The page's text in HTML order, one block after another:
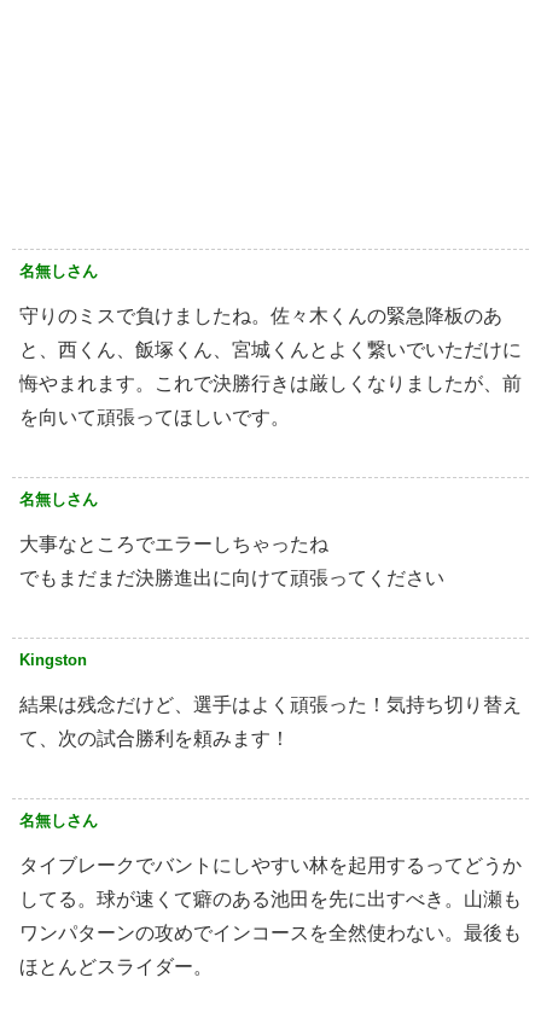
名無しさん
守りのミスで負けましたね。佐々木くんの緊急降板のあ
と、西くん、飯塚くん、宮城くんとよく繋いでいただけに
悔やまれます。これで決勝行きは厳しくなりましたが、前
を向いて頑張ってほしいです。
名無しさん
大事なところでエラーしちゃったね
でもまだまだ決勝進出に向けて頑張ってください
Kingston
結果は残念だけど、選手はよく頑張った！気持ち切り替え
て、次の試合勝利を頼みます！
名無しさん
タイブレークでバントにしやすい林を起用するってどうか
してる。球が速くて癖のある池田を先に出すべき。山瀬も
ワンパターンの攻めでインコースを全然使わない。最後も
ほとんどスライダー。